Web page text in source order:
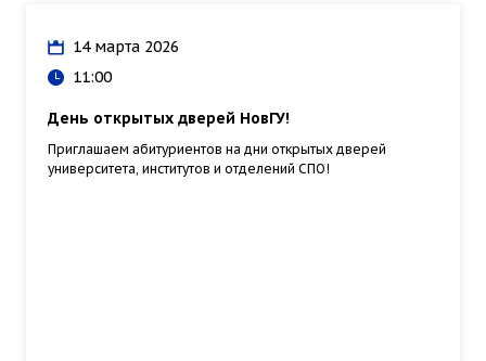
14 марта 2026
11:00
День открытых дверей НовГУ!
Приглашаем абитуриентов на дни открытых дверей
университета, институтов и отделений СПО!